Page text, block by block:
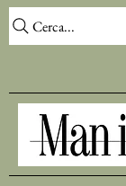
Cerca...